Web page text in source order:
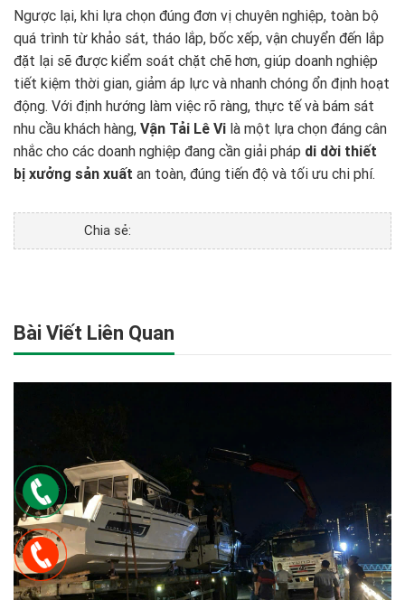
Ngược lại, khi lựa chọn đúng đơn vị chuyên nghiệp, toàn bộ
quá trình từ khảo sát, tháo lắp, bốc xếp, vận chuyển đến lắp
đặt lại sẽ được kiểm soát chặt chẽ hơn, giúp doanh nghiệp
tiết kiệm thời gian, giảm áp lực và nhanh chóng ổn định hoạt
động. Với định hướng làm việc rõ ràng, thực tế và bám sát
nhu cầu khách hàng, Vận Tải Lê Vi là một lựa chọn đáng cân
nhắc cho các doanh nghiệp đang cần giải pháp di dời thiết
bị xưởng sản xuất an toàn, đúng tiến độ và tối ưu chi phí.
Chia sẻ:
Bài Viết Liên Quan